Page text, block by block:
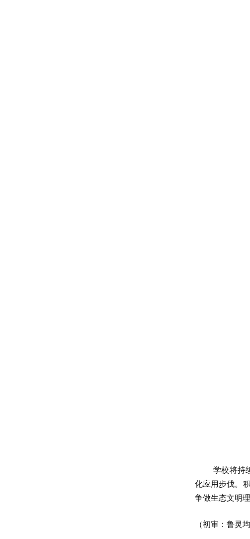
学校将持
化应用步伐。
争做生态文明
（初审：鲁灵